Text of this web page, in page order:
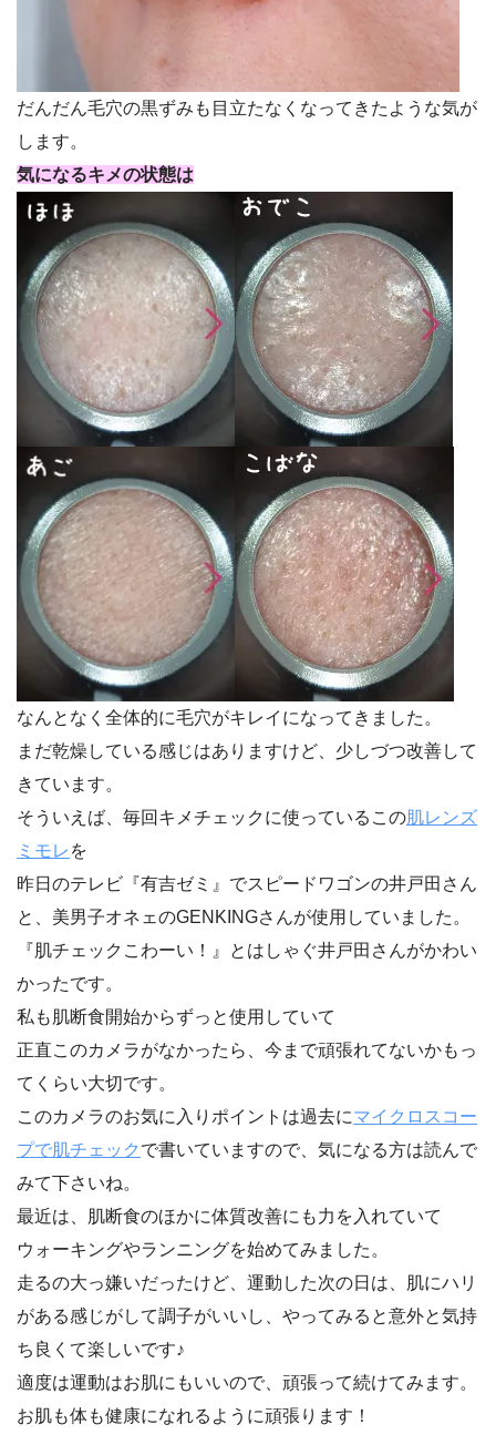
だんだん毛穴の黒ずみも目立たなくなってきたような気が
します。
気になるキメの状態は
なんとなく全体的に毛穴がキレイになってきました。
まだ乾燥している感じはありますけど、少しづつ改善して
きています。
そういえば、毎回キメチェックに使っているこの肌レンズ
ミモレ を
昨日のテレビ『有吉ゼミ』でスピードワゴンの井戸田さん
と、美男子オネェのGENKINGさんが使用していました。
『肌チェックこわーい！』とはしゃぐ井戸田さんがかわい
かったです。
私も肌断食開始からずっと使用していて
正直このカメラがなかったら、今まで頑張れてないかもっ
てくらい大切です。
このカメラのお気に入りポイントは過去にマイクロスコー
プで肌チェック で書いていますので、気になる方は読んで
みて下さいね。
最近は、肌断食のほかに体質改善にも力を入れていて
ウォーキングやランニングを始めてみました。
走るの大っ嫌いだったけど、運動した次の日は、肌にハリ
がある感じがして調子がいいし、やってみると意外と気持
ち良くて楽しいです♪
適度は運動はお肌にもいいので、頑張って続けてみます。
お肌も体も健康になれるように頑張ります！